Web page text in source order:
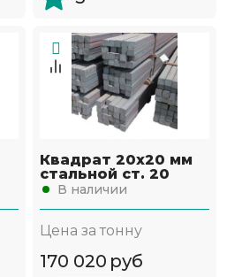
Квадрат 20х20 мм
стальной ст. 20
В наличии
Цена за тонну
170 020 руб